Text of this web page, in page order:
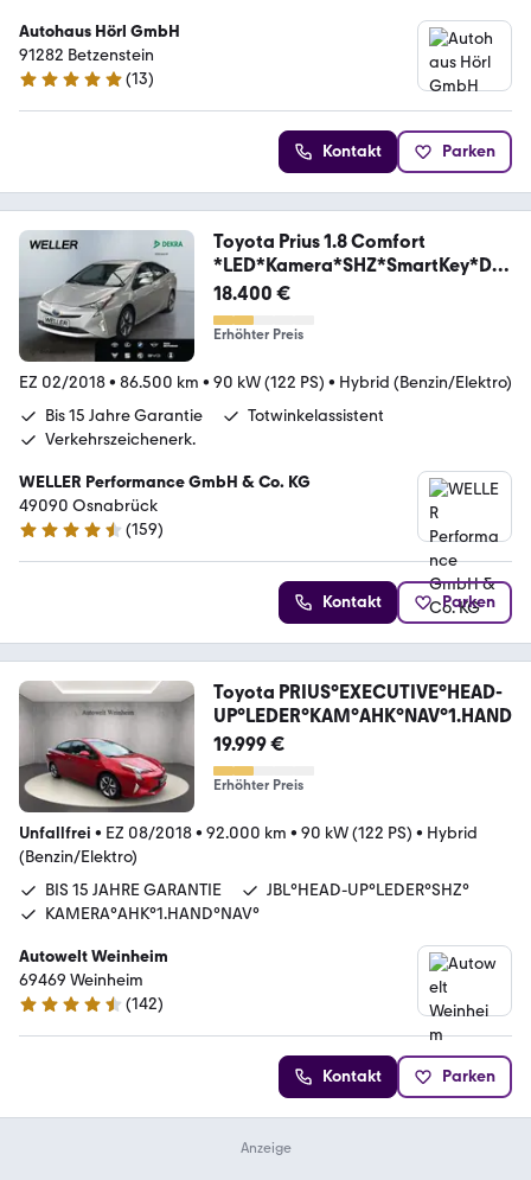
Autohaus Hörl GmbH
91282 Betzenstein
5 Sterne
(13)
Kontakt Parken
Toyota Prius 1.8 Comfort
*LED*Kamera*SHZ*SmartKey*DA
B*
18.400 €
Erhöhter Preis
EZ 02/2018• 86.500 km • 90 kW (122 PS) • Hybrid (Benzin/Elektro)
Bis 15 Jahre Garantie
Totwinkelassistent
Verkehrszeichenerk.
WELLER Performance GmbH & Co. KG
49090 Osnabrück
4.5 Sterne
(159)
Kontakt Parken
Toyota PRIUS°EXECUTIVE°HEAD-
UP°LEDER°KAM°AHK°NAV°1.HAND
19.999 €
Erhöhter Preis
Unfallfrei • EZ 08/2018• 92.000 km • 90 kW (122 PS) • Hybrid
(Benzin/Elektro)
BIS 15 JAHRE GARANTIE
JBL°HEAD-UP°LEDER°SHZ°
KAMERA°AHK°1.HAND°NAV°
Autowelt Weinheim
69469 Weinheim
4.7 Sterne
(142)
Kontakt Parken